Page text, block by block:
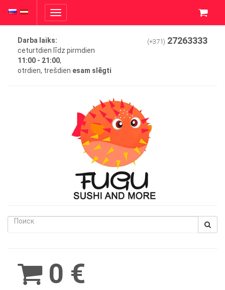
Toggle
navigation
Darba laiks:
ceturtdien līdz pirmdien
11:00 - 21:00,
otrdien, trešdien esam slēgti
(+371) 27263333
BetWest0 €